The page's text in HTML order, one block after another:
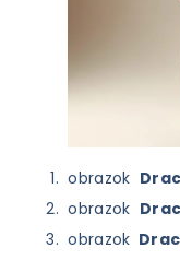
obrazok
obrazok
obrazok